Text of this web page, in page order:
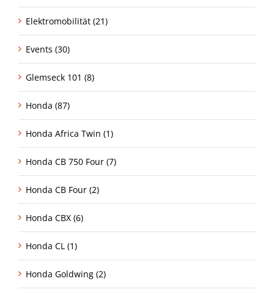
Elektromobilität (21)
Events (30)
Glemseck 101 (8)
Honda (87)
Honda Africa Twin (1)
Honda CB 750 Four (7)
Honda CB Four (2)
Honda CBX (6)
Honda CL (1)
Honda Goldwing (2)